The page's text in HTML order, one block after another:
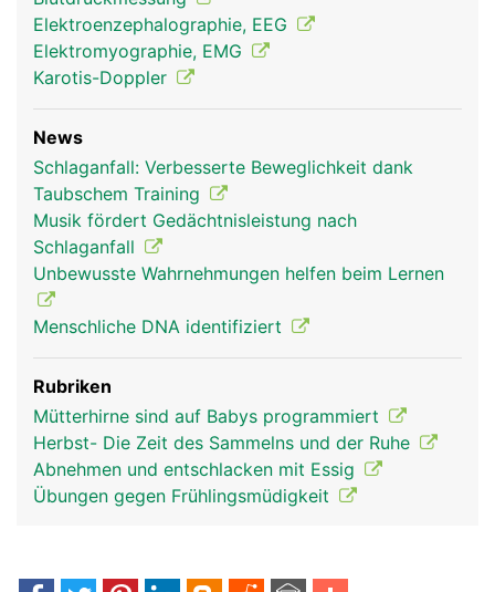
Grosshirn Frau Grosshirn Mann
Elektroenzephalographie, EEG
Elektromyographie, EMG
Karotis-Doppler
News
Schlaganfall: Verbesserte Beweglichkeit dank
Taubschem Training
Musik fördert Gedächtnisleistung nach
Schlaganfall
Unbewusste Wahrnehmungen helfen beim Lernen
Menschliche DNA identifiziert
Rubriken
Mütterhirne sind auf Babys programmiert
Herbst- Die Zeit des Sammelns und der Ruhe
Abnehmen und entschlacken mit Essig
Übungen gegen Frühlingsmüdigkeit